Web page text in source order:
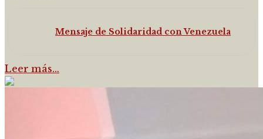
Mensaje de Solidaridad con Venezuela
Leer más…